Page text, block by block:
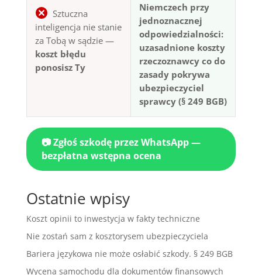
Sztuczna
inteligencja nie stanie
za Tobą w sądzie —
koszt błędu
ponosisz Ty
Niemczech przy
jednoznacznej
odpowiedzialności:
uzasadnione koszty
rzeczoznawcy co do
zasady pokrywa
ubezpieczyciel
sprawcy (§ 249 BGB)
📷 Zgłoś szkodę przez WhatsApp —
bezpłatna wstępna ocena
Ostatnie wpisy
Koszt opinii to inwestycja w fakty techniczne
Nie zostań sam z kosztorysem ubezpieczyciela
Bariera językowa nie może osłabić szkody. § 249 BGB
Wycena samochodu dla dokumentów finansowych